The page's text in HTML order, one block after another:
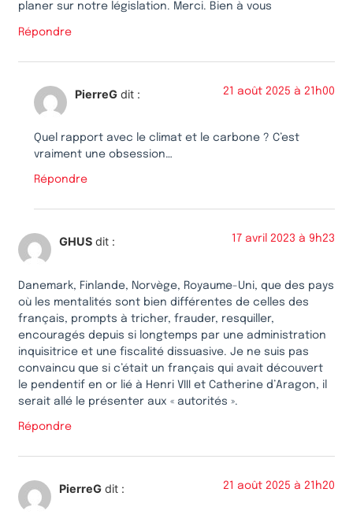
planer sur notre législation. Merci. Bien à vous
Répondre
PierreG dit : 21 août 2025 à 21h00
Quel rapport avec le climat et le carbone ? C’est
vraiment une obsession…
Répondre
GHUS dit : 17 avril 2023 à 9h23
Danemark, Finlande, Norvège, Royaume-Uni, que des pays
où les mentalités sont bien différentes de celles des
français, prompts à tricher, frauder, resquiller,
encouragés depuis si longtemps par une administration
inquisitrice et une fiscalité dissuasive. Je ne suis pas
convaincu que si c’était un français qui avait découvert
le pendentif en or lié à Henri VIII et Catherine d’Aragon, il
serait allé le présenter aux « autorités ».
Répondre
PierreG dit : 21 août 2025 à 21h20